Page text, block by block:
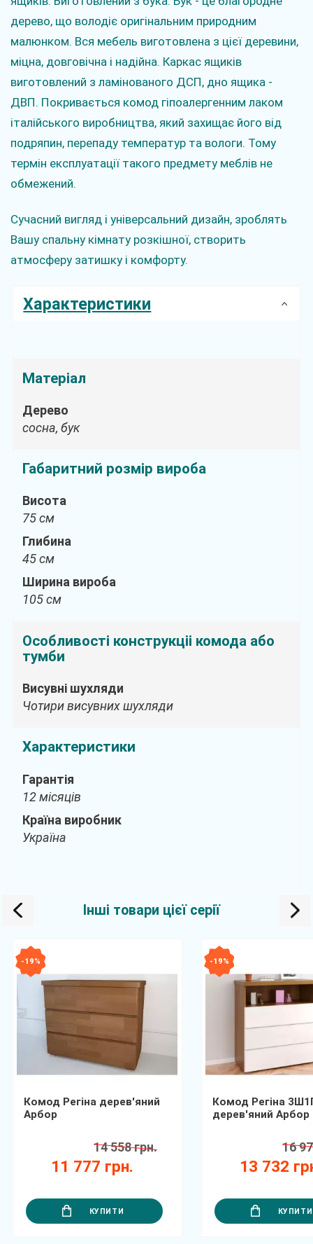
дерево, що володіє оригінальним природним
малюнком. Вся мебель виготовлена з цієї деревини,
міцна, довговічна і надійна. Каркас ящиків
виготовлений з ламінованого ДСП, дно ящика -
ДВП. Покривається комод гіпоалергенним лаком
італійського виробництва, який захищає його від
подряпин, перепаду температур та вологи. Тому
термін експлуатації такого предмету меблів не
обмежений.
Сучасний вигляд і універсальний дизайн, зроблять
Вашу спальну кімнату розкішної, створить
атмосферу затишку і комфорту.
Характеристики
Матеріал
Дерево
сосна, бук
Габаритний розмір вироба
Висота
75 см
Глибина
45 см
Ширина вироба
105 см
Особливості конструкціі комода або
тумби
Висувні шухляди
Чотири висувних шухляди
Характеристики
Гарантія
12 місяців
Країна виробник
Україна
Інші товари цієї серії
- 19 %
Комод Регіна дерев'яний
Арбор
11 777 грн.
14 558 грн.
КУПИТИ
- 19 %
Комод Регіна
дерев'яний Арбор
13 732
16
КУПИТИ